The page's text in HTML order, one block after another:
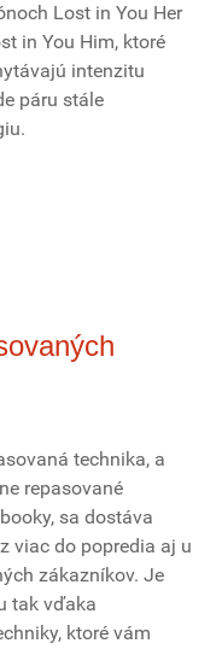
Lost in You Her
in You Him, ktoré
intenzitu
páru stále
technika, a
repasované
sa dostáva
viac do popredia aj u
zákazníkov. Je
tak vďaka
ktoré vám